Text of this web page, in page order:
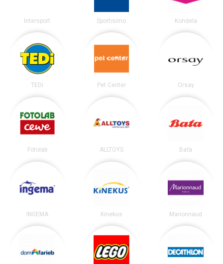
Intersport Sportisimo Kondela
TEDi Pet Center Orsay
Fotolab ALLTOYS Baťa
INGEMA Kinekus Marionnaud